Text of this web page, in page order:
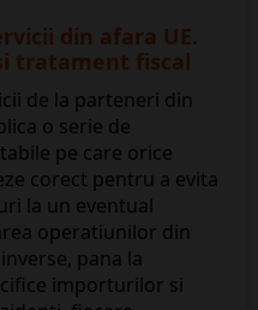
din afara UE.
tratament fiscal
de la parteneri din
o serie de
pe care orice
corect pentru a evita
la un eventual
operatiunilor din
pana la
importurilor si